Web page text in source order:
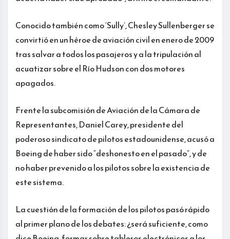
Conocido también como ‘Sully’, Chesley Sullenberger se
convirtió en un héroe de aviación civil en enero de 2009
tras salvar a todos los pasajeros y a la tripulación al
acuatizar sobre el Río Hudson con dos motores
apagados.
Frente la subcomisión de Aviación de la Cámara de
Representantes, Daniel Carey, presidente del
poderoso sindicato de pilotos estadounidense, acusó a
Boeing de haber sido “deshonesto en el pasado”, y de
no haber prevenido a los pilotos sobre la existencia de
este sistema.
La cuestión de la formación de los pilotos pasó rápido
al primer plano de los debates: ¿será suficiente, como